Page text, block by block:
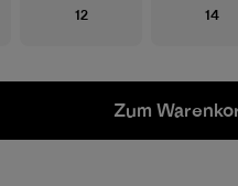
Größe
12 Größe
14
Zum